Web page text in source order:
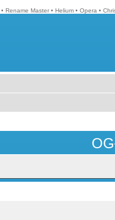
• Rename Master • Helium • Opera •